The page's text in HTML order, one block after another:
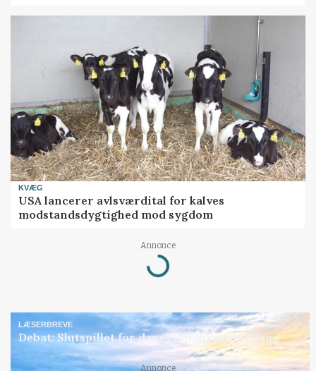
KVÆG
USA lancerer avlsværdital for kalves
modstandsdygtighed mod sygdom
Annonce
Loading...
LÆSERBREVE
Debat: Slutspillet for dansk landbrug er i gang
Annonce